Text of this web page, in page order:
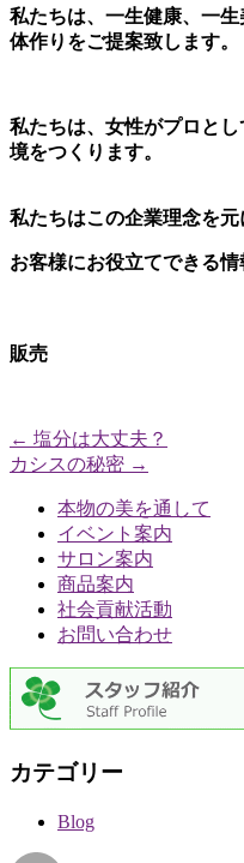
私たちは、一生健康、一
体作りをご提案致します。
私たちは、女性がプロと
境をつくります。
私たちはこの企業理念を元
お客様にお役立てできる情
モイス
販売
← 塩分は大丈夫？
カシスの秘密 →
本物の美を通して
イベント案内
サロン案内
商品案内
社会貢献活動
お問い合わせ
カテゴリー
Blog